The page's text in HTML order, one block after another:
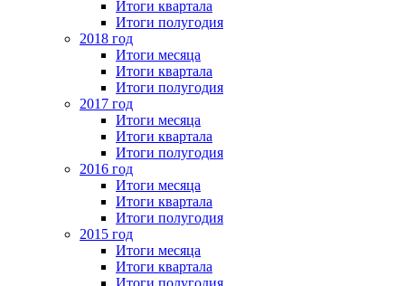
Итоги квартала
Итоги полугодия
2018 год
Итоги месяца
Итоги квартала
Итоги полугодия
2017 год
Итоги месяца
Итоги квартала
Итоги полугодия
2016 год
Итоги месяца
Итоги квартала
Итоги полугодия
2015 год
Итоги месяца
Итоги квартала